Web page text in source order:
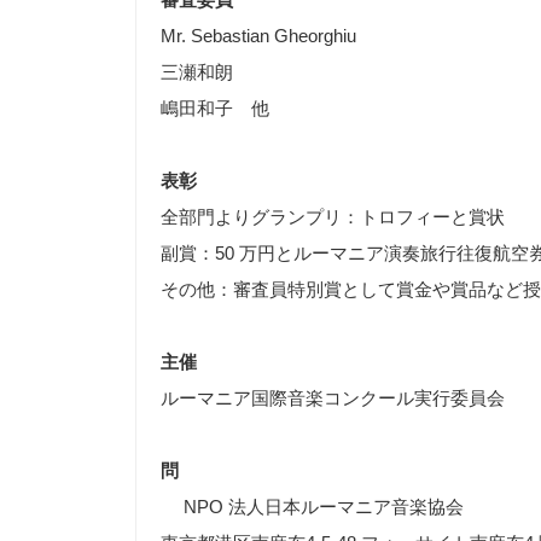
Mr. Sebastian Gheorghiu
三瀬和朗
嶋田和子 他
表彰
全部門よりグランプリ：トロフィーと賞状
副賞：50 万円とルーマニア演奏旅行往復航空
その他：審査員特別賞として賞金や賞品など
主催
ルーマニア国際音楽コンクール実行委員会
問
NPO 法人日本ルーマニア音楽協会